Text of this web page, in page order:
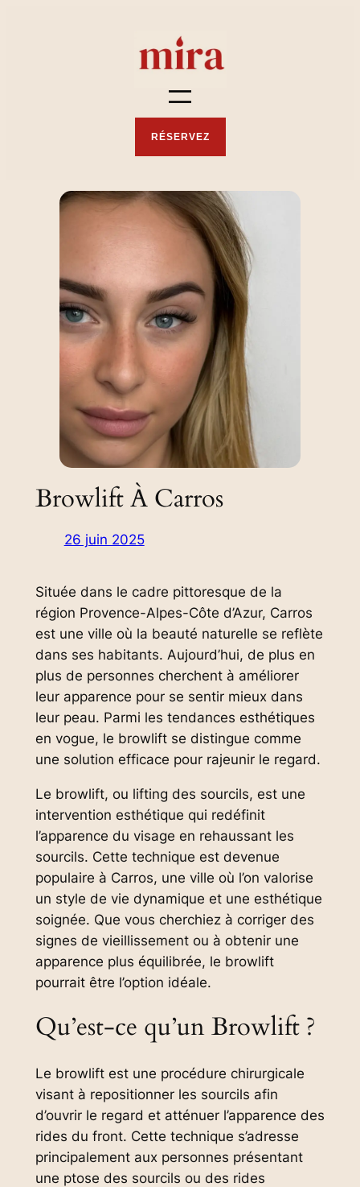
RÉSERVEZ
Browlift À Carros
26 juin 2025
Située dans le cadre pittoresque de la
région Provence-Alpes-Côte d’Azur, Carros
est une ville où la beauté naturelle se reflète
dans ses habitants. Aujourd’hui, de plus en
plus de personnes cherchent à améliorer
leur apparence pour se sentir mieux dans
leur peau. Parmi les tendances esthétiques
en vogue, le browlift se distingue comme
une solution efficace pour rajeunir le regard.
Le browlift, ou lifting des sourcils, est une
intervention esthétique qui redéfinit
l’apparence du visage en rehaussant les
sourcils. Cette technique est devenue
populaire à Carros, une ville où l’on valorise
un style de vie dynamique et une esthétique
soignée. Que vous cherchiez à corriger des
signes de vieillissement ou à obtenir une
apparence plus équilibrée, le browlift
pourrait être l’option idéale.
Qu’est-ce qu’un Browlift ?
Le browlift est une procédure chirurgicale
visant à repositionner les sourcils afin
d’ouvrir le regard et atténuer l’apparence des
rides du front. Cette technique s’adresse
principalement aux personnes présentant
une ptose des sourcils ou des rides